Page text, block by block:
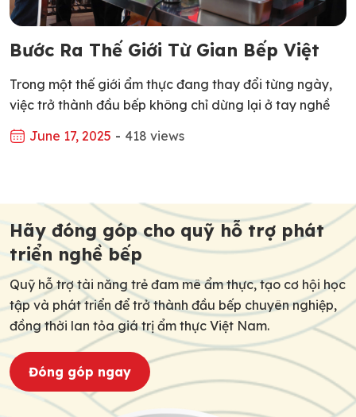
Bước Ra Thế Giới Từ Gian Bếp Việt
Trong một thế giới ẩm thực đang thay đổi từng ngày,
việc trở thành đầu bếp không chỉ dừng lại ở tay nghề
giỏi trong nước, mà còn là hành trình vươn ra toàn cầu,
học hỏi tại các nền ẩm thực phát triển, tiếp cận quy
June 17, 2025 - 418 views
navigation
Hãy đóng góp cho quỹ hỗ trợ phát
triển nghề bếp
Quỹ hỗ trợ tài năng trẻ đam mê ẩm thực, tạo cơ hội học
tập và phát triển để trở thành đầu bếp chuyên nghiệp,
đồng thời lan tỏa giá trị ẩm thực Việt Nam.
Đóng góp ngay